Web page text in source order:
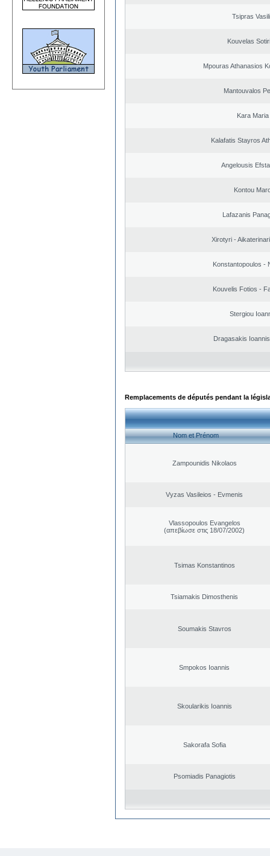
Tsipras
Kouvelas
Mpouras Athanasios
Mantouvalos
Kara Maria
Kalafatis Stayros
Angelousis
Kontou
Lafazanis
Xirotyri -
Konstantopoulos -
Kouvelis Fotios -
Stergiou
Dragasakis
Remplacements de députés pendant la
Nom et Prénom
Zampounidis Nikolaos
Vyzas Vasileios - Evmenis
Vlassopoulos Evangelos
(απεβίωσε στις 18/07/2002)
Tsimas Konstantinos
Tsiamakis Dimosthenis
Soumakis Stavros
Smpokos Ioannis
Skoularikis Ioannis
Sakorafa Sofia
Psomiadis Panagiotis